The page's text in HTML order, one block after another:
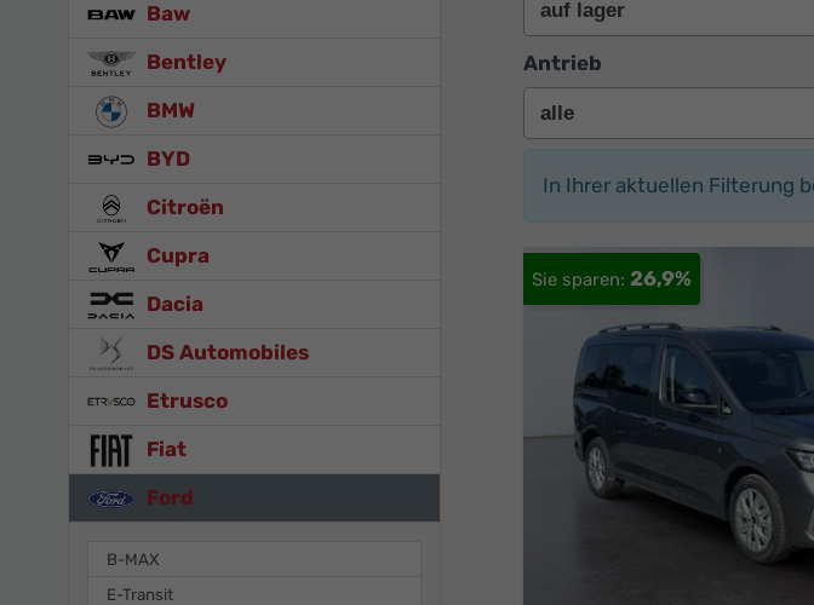
Antrieb
In Ihrer aktuellen Filterung
26,9%
Baw
Bentley
BMW
BYD
Citroën
Cupra
Dacia
DS Automobiles
Etrusco
Fiat
Ford
B-MAX
E-Transit